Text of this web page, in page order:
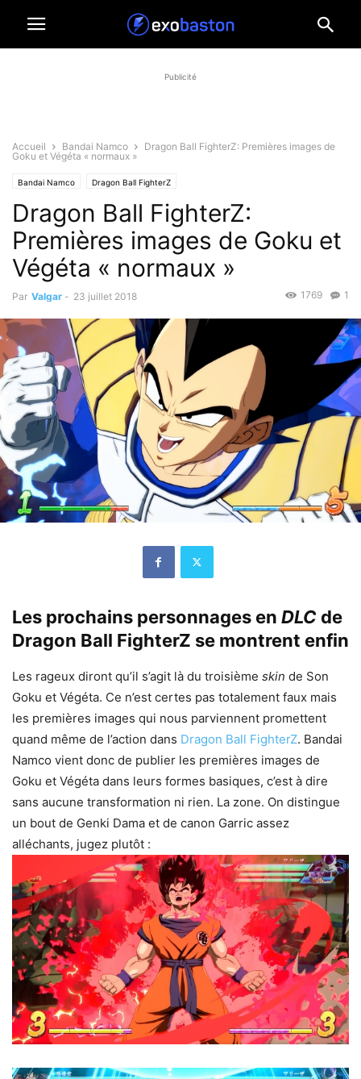
Publicité
Accueil Bandai Namco
Dragon Ball FighterZ: Premières images de
Goku et Végéta « normaux »
Bandai Namco Dragon Ball FighterZ
Dragon Ball FighterZ:
Premières images de Goku et
Végéta « normaux »
Par Valgar - 23 juillet 2018 1
1769
Les prochains personnages en DLC de
Dragon Ball FighterZ se montrent enfin
Les rageux diront qu’il s’agit là du troisième skin de Son
Goku et Végéta. Ce n’est certes pas totalement faux mais
les premières images qui nous parviennent promettent
quand même de l’action dans Dragon Ball FighterZ. Bandai
Namco vient donc de publier les premières images de
Goku et Végéta dans leurs formes basiques, c’est à dire
sans aucune transformation ni rien. La zone. On distingue
un bout de Genki Dama et de canon Garric assez
alléchants, jugez plutôt :